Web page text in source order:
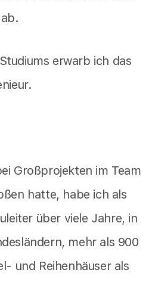
erwarb ich das
Großprojekten im Team
hatte, habe ich als
über viele Jahre, in
mehr als 900
und Reihenhäuser als